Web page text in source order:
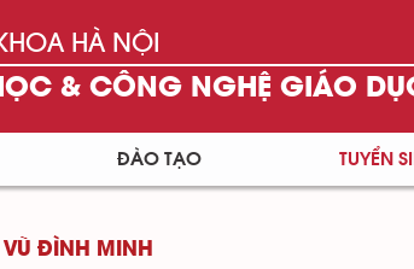
HÀ NỘI
& CÔNG NGHỆ GIÁO
ĐÀO TẠO TUYỂN
VŨ ĐÌNH MINH